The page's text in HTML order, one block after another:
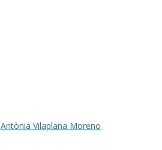
Antònia Vilaplana Moreno